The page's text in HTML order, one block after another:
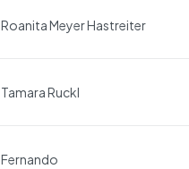
Roanita Meyer Hastreiter
Tamara Ruckl
Fernando